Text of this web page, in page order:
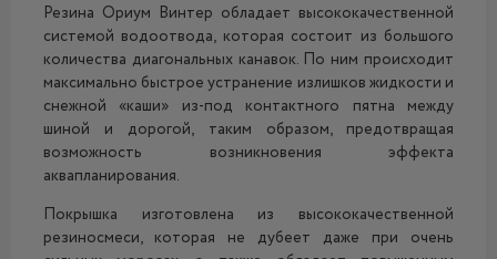
Резина Ориум Винтер обладает высококачественной
системой водоотвода, которая состоит из большого
количества диагональных канавок. По ним происходит
максимально быстрое устранение излишков жидкости и
снежной «каши» из-под контактного пятна между
шиной и дорогой, таким образом, предотвращая
возможность возникновения эффекта
аквапланирования.
Покрышка изготовлена из высококачественной
резиносмеси, которая не дубеет даже при очень